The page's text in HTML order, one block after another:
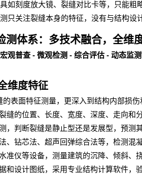
如刻度放大镜、裂缝对比卡等，只能粗
只关注裂缝本身的特征，没有与结构设
测体系：多技术融合，全维
宏观普查 - 微观检测 - 综合评估 - 动态监测
维度特征
表面特征测量，更深入到结构内部损伤
缝的位置、长度、宽度、深度、走向和
，判断裂缝是静止型还是发展型，预测
、钻芯法、超声回弹综合法等，检测混
准仪等设备，测量建筑的沉降、倾斜、
和设计图纸，采用专业结构计算软件，